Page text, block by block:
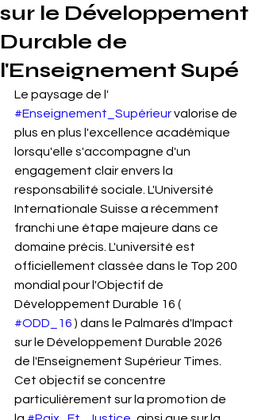
sur le Développement
Durable de
l'Enseignement Supé
Le paysage de l'
#Enseignement_Supérieur valorise de
plus en plus l'excellence académique
lorsqu'elle s'accompagne d'un
engagement clair envers la
responsabilité sociale. L'Université
Internationale Suisse a récemment
franchi une étape majeure dans ce
domaine précis. L'université est
officiellement classée dans le Top 200
mondial pour l'Objectif de
Développement Durable 16 (
#ODD_16 ) dans le Palmarès d'Impact
sur le Développement Durable 2026
de l'Enseignement Supérieur Times.
Cet objectif se concentre
particulièrement sur la promotion de